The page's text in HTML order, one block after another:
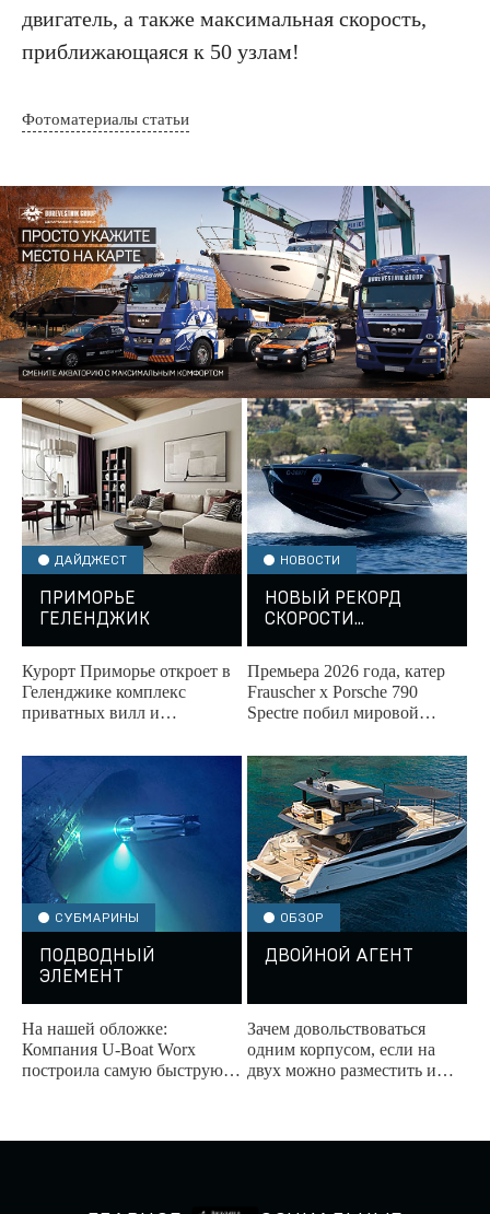
двигатель, а также максимальная скорость,
приближающаяся к 50 узлам!
Фотоматериалы статьи
ДАЙДЖЕСТ
ПРИМОРЬЕ
ГЕЛЕНДЖИК
Курорт Приморье откроет в
Геленджике комплекс
приватных вилл и
НОВОСТИ
НОВЫЙ РЕКОРД
СКОРОСТИ
Премьера 2026 года, катер
Frauscher x Porsche 790
Spectre побил мировой
Energy Boat Challenge 2026,
став самой быстрой...
СУБМАРИНЫ
ПОДВОДНЫЙ
ЭЛЕМЕНТ
На нашей обложке:
Компания U-Boat Worx
построила самую быструю
ОБЗОР
ДВОЙНОЙ АГЕНТ
Зачем довольствоваться
одним корпусом, если на
двух можно разместить и